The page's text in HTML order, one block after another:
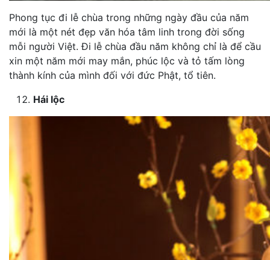
Phong tục đi lễ chùa trong những ngày đầu của năm
mới là một nét đẹp văn hóa tâm linh trong đời sống
mỗi người Việt. Đi lễ chùa đầu năm không chỉ là để cầu
xin một năm mới may mắn, phúc lộc và tỏ tấm lòng
thành kính của mình đối với đức Phật, tổ tiên.
Hái lộc